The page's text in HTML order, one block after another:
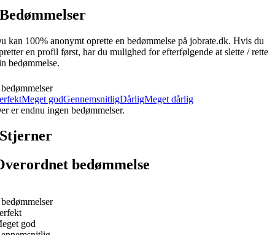
Bedømmelser
kan 100% anonymt oprette en bedømmelse på jobrate.dk. Hvis du
en profil først, har du mulighed for efterfølgende at slette / rette
bedømmelse.
Meget godGennemsnitligDårligMeget dårlig
er endnu ingen bedømmelser.
Stjerner
bedømmelse
god